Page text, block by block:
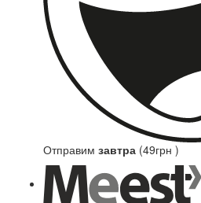
Отправим завтра (49грн )